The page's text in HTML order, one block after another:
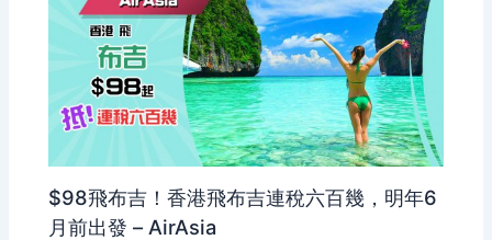
$98飛布吉！香港飛布吉連稅六百幾，明年6
月前出發 – AirAsia